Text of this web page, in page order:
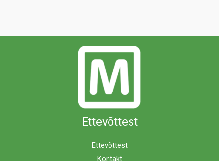
Ettevõttest
Ettevõttest
Kontakt